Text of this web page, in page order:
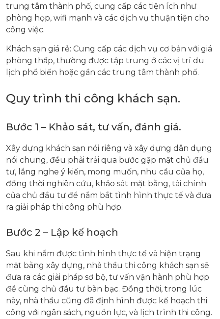
trung tâm thành phố, cung cấp các tiện ích như
phòng họp, wifi mạnh và các dịch vụ thuận tiện cho
công việc.
Khách sạn giá rẻ: Cung cấp các dịch vụ cơ bản với giá
phòng thấp, thường được tập trung ở các vị trí du
lịch phổ biến hoặc gần các trung tâm thành phố.
Quy trình thi công khách sạn.
Bước 1 – Khảo sát, tư vấn, đánh giá.
Xây dựng khách sạn nói riêng và xây dựng dân dụng
nói chung, đều phải trải qua bước gặp mặt chủ đầu
tư, lắng nghe ý kiến, mong muốn, nhu cầu của họ,
đồng thời nghiên cứu, khảo sát mặt bằng, tài chính
của chủ đầu tư để nắm bắt tình hình thực tế và đưa
ra giải pháp thi công phù hợp.
Bước 2 – Lập kế hoạch
Sau khi nắm được tình hình thực tế và hiện trạng
mặt bằng xây dựng, nhà thầu thi công khách sạn sẽ
đưa ra các giải pháp sơ bộ, tư vấn vận hành phù hợp
để cùng chủ đầu tư bàn bạc. Đồng thời, trong lúc
này, nhà thầu cũng đã định hình được kế hoạch thi
công với ngân sách, nguồn lực, và lịch trình thi công.